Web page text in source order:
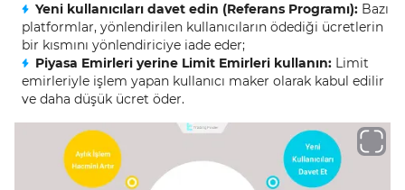
Yeni kullanıcıları davet edin (Referans Programı): Bazı
platformlar, yönlendirilen kullanıcıların ödediği ücretlerin
bir kısmını yönlendiriciye iade eder;
Piyasa Emirleri yerine Limit Emirleri kullanın: Limit
emirleriyle işlem yapan kullanıcı maker olarak kabul edilir
ve daha düşük ücret öder.